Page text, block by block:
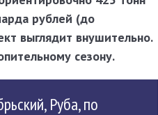
рублей (до
выглядит внушительно.
сезону.
Руба, по